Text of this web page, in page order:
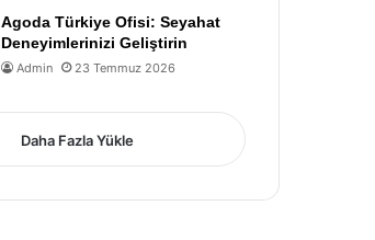
Agoda Türkiye Ofisi: Seyahat
Deneyimlerinizi Geliştirin
Admin 23 Temmuz 2026
Daha Fazla Yükle